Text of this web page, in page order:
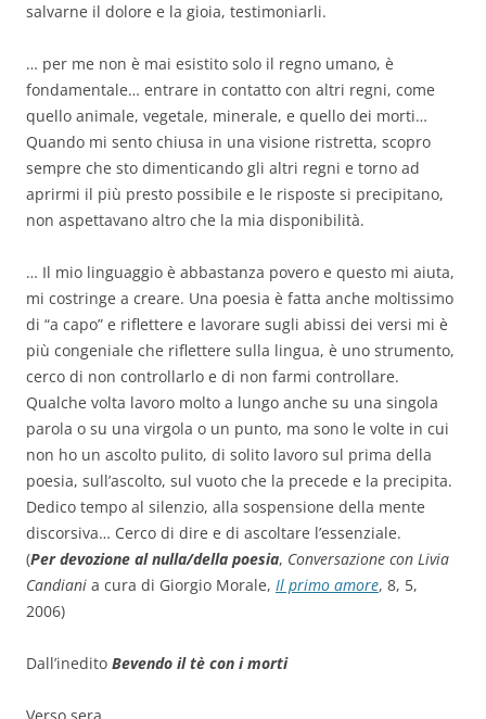
salvarne il dolore e la gioia, testimoniarli.
… per me non è mai esistito solo il regno umano, è
fondamentale… entrare in contatto con altri regni, come
quello animale, vegetale, minerale, e quello dei morti…
Quando mi sento chiusa in una visione ristretta, scopro
sempre che sto dimenticando gli altri regni e torno ad
aprirmi il più presto possibile e le risposte si precipitano,
non aspettavano altro che la mia disponibilità.
… Il mio linguaggio è abbastanza povero e questo mi aiuta,
mi costringe a creare. Una poesia è fatta anche moltissimo
di “a capo” e riflettere e lavorare sugli abissi dei versi mi è
più congeniale che riflettere sulla lingua, è uno strumento,
cerco di non controllarlo e di non farmi controllare.
Qualche volta lavoro molto a lungo anche su una singola
parola o su una virgola o un punto, ma sono le volte in cui
non ho un ascolto pulito, di solito lavoro sul prima della
poesia, sull’ascolto, sul vuoto che la precede e la precipita.
Dedico tempo al silenzio, alla sospensione della mente
discorsiva… Cerco di dire e di ascoltare l’essenziale.
(Per devozione al nulla/della poesia, Conversazione con Livia
Candiani a cura di Giorgio Morale, Il primo amore, 8, 5,
2006)
Dall’inedito Bevendo il tè con i morti